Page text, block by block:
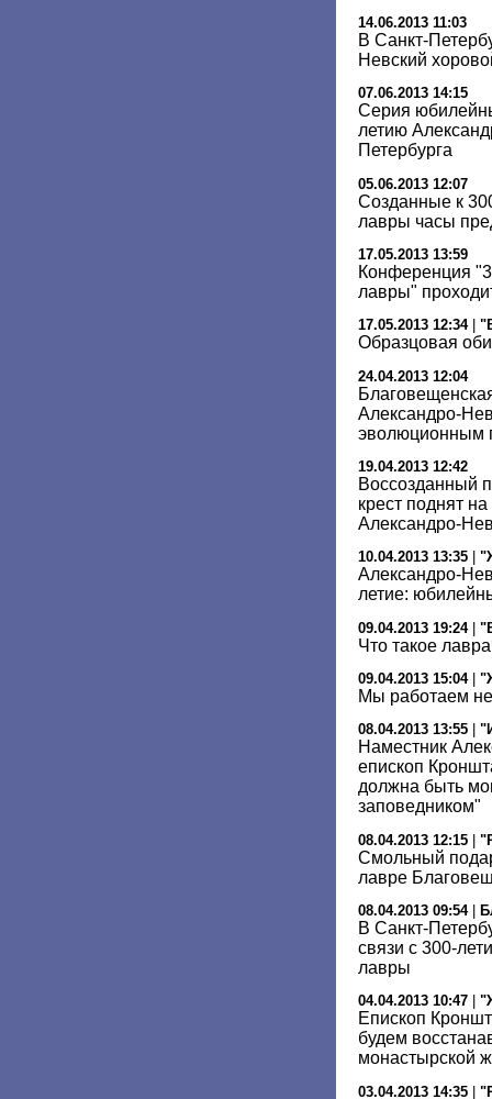
14.06.2013 11:03
В Санкт-
Невский
07.06.2013 14:15
Серия
летию
Петербурга
05.06.2013 12:07
Созданные к
лавры часы
17.05.2013 13:59
Конференция
лавры"
17.05.2013 12:34|
Образцовая
24.04.2013 12:04
Александро-
эволюционным
19.04.2013 12:42
Воссозданный
крест поднят
Александро-
10.04.2013 13:35
Александро-
летие:
09.04.2013 19:24|
Что такое
09.04.2013 15:04|
Мы работаем
08.04.2013 13:55
Наместник
епископ
должна быть
заповедником"
08.04.2013 12:15 |
Смольный
лавре
08.04.2013 09:54|
В Санкт-
связи с 300-
лавры
04.04.2013 10:47
Епископ
будем
монастырской
03.04.2013 14:35 |